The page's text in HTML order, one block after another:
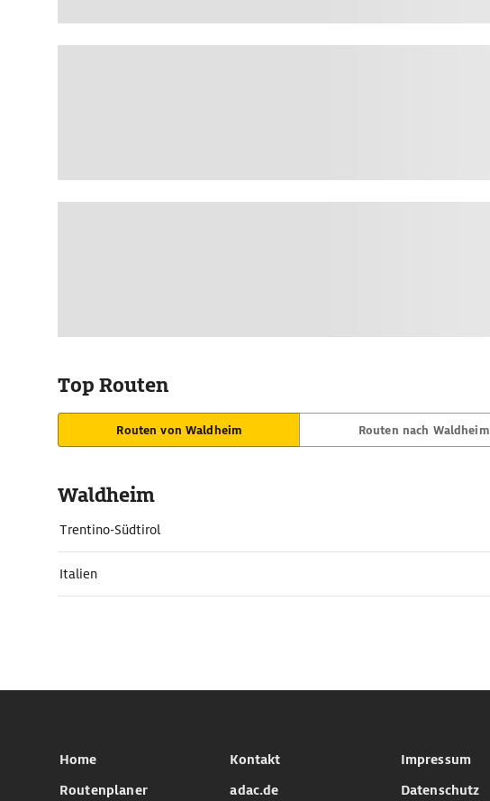
Top Routen
Routen von Waldheim Routen nach Waldheim
Waldheim
Trentino-Südtirol
Italien
Home
Routenplaner
Kontakt
adac.de
Impressum
Datenschutz